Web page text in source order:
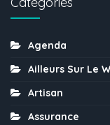
Agenda
Ailleurs Sur Le
Artisan
Assurance